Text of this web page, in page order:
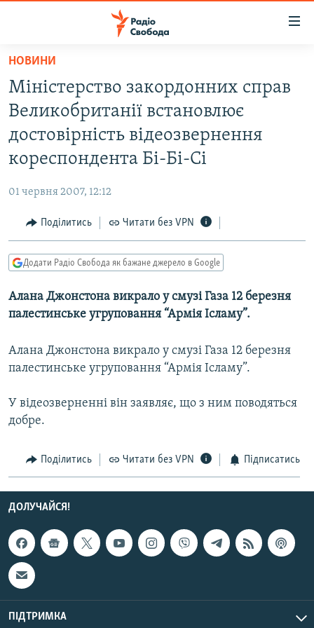
Перейти
основного
матеріалу
до
основної
Перейти
пошуку
ВСЕ ЗА ДОБУ
СУСПІЛЬСТВО
КУЛЬТУРА
СПОРТ
СВІТ
ДОНБАС.РЕАЛІЇ
КРИМ.РЕАЛІЇ
ТИ ЯК?
КИТАЙ.ВИКЛИКИ
ФОТО
СПЕЦПРОЄКТИ
ПОДКАСТИ
РУС
КТАТ
ДОЛУЧАЙСЯ!
НОВИНИ
Міністерство закордонних справ
Великобританії встановлює
достовірність відеозвернення
кореспондента Бі-Бі-Сі
01 червня 2007, 12:12
Поділитись Читати без VPN
Додати Радіо Свобода як бажане джерело в Google
Алана Джонстона викрало у смузі Газа 12 березня
палестинське угруповання “Армія Ісламу”.
Алана Джонстона викрало у смузі Газа 12 березня
палестинське угруповання “Армія Ісламу”.
У відеозверненні він заявляє, що з ним поводяться
добре.
Поділитись Читати без VPN Підписатись
ДОЛУЧАЙСЯ!
ПІДТРИМКА